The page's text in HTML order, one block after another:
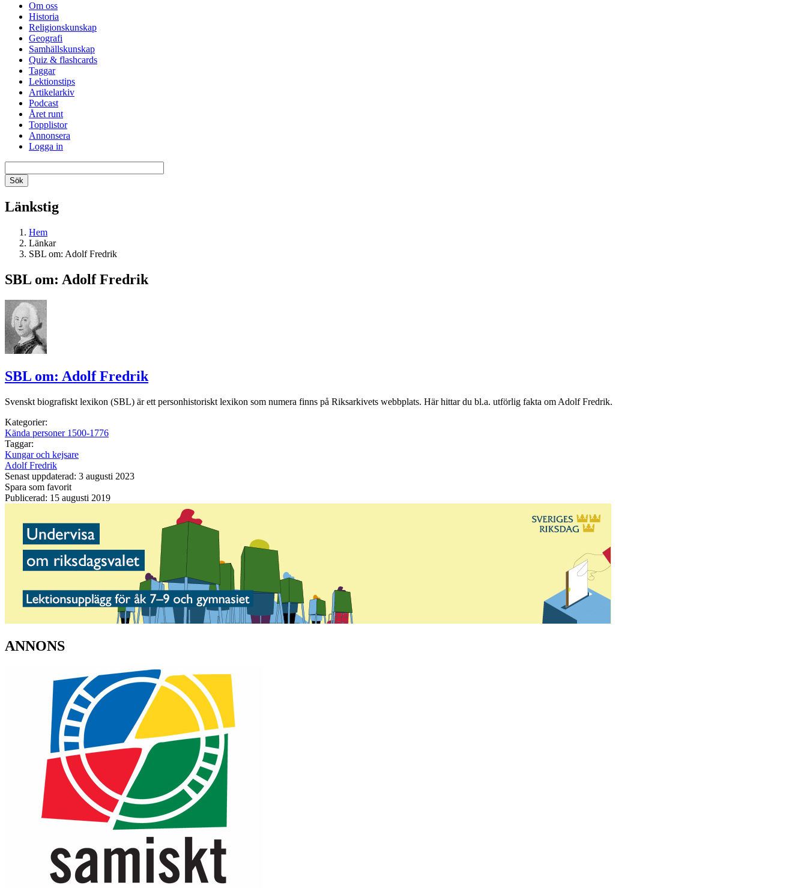
Om oss
Historia
Religionskunskap
Geografi
Samhällskunskap
Quiz & flashcards
Taggar
Lektionstips
Artikelarkiv
Podcast
Året runt
Topplistor
Annonsera
Logga in
Länkstig
Hem
Länkar
SBL om: Adolf Fredrik
SBL om: Adolf Fredrik
SBL om: Adolf Fredrik
Svenskt biografiskt lexikon (SBL) är ett personhistoriskt lexikon som numera finns på Riksarkivets webbplats. Här hittar du bl.a. utförlig fakta om Adolf Fredrik.
Kategorier:
Kända personer 1500-1776
Taggar:
Kungar och kejsare
Adolf Fredrik
Senast uppdaterad: 3 augusti 2023
Spara som favorit
Publicerad: 15 augusti 2019
ANNONS